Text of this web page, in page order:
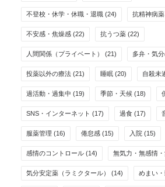
不登校・休学・休職・退職 (24) 抗精神病薬
不安感・焦燥感 (22) 抗うつ薬 (22)
人間関係（プライベート） (21) 多弁・気
投薬以外の療法 (21) 睡眠 (20) 自殺未
過活動・過集中 (19) 季節・天候 (18)
SNS・インターネット (17) 過食 (17)
服薬管理 (16) 倦怠感 (15) 入院 (15)
感情のコントロール (14) 無気力・無感情
気分安定薬（ラミクタール） (14) めまい